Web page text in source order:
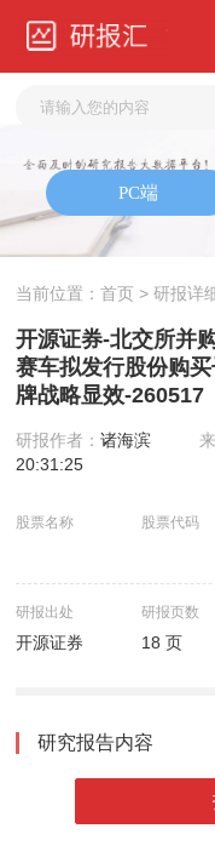
当前位置：首页 > 研报详
开源证券-北交所并
赛车拟发行股份购
牌战略显效-260517
研报作者：诸海滨
20:31:25
股票名称 股票代码
研报出处
开源证券
研报页数
18 页
研究报告内容